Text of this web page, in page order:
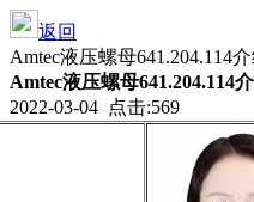
返回
Amtec液压螺母641.204.114
Amtec液压螺母641.204.114
2022-03-04 点击:569